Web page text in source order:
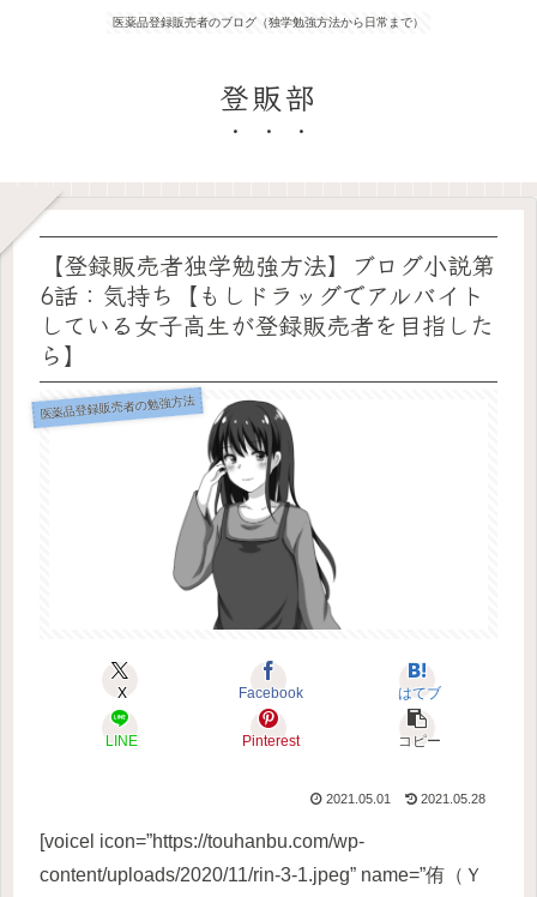
医薬品登録販売者のブログ（独学勉強方法から日常まで）
登販部
【登録販売者独学勉強方法】ブログ小説第
6話：気持ち【もしドラッグでアルバイト
している女子高生が登録販売者を目指した
ら】
医薬品登録販売者の勉強方法
X Facebook はてブ
LINE Pinterest コピー
2021.05.01 2021.05.28
[voicel icon=”https://touhanbu.com/wp-
content/uploads/2020/11/rin-3-1.jpeg” name=”侑（Ｙ